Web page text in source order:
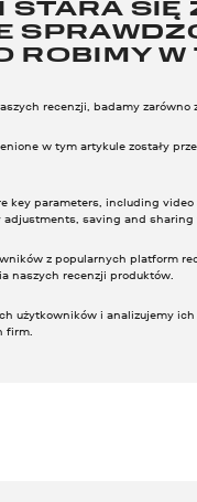
STARA SIĘ
ROBIMY W
recenzji, badamy zarówno
w tym artykule zostały
key parameters, including
saving and
z popularnych platform
naszych recenzji produktów.
użytkowników i analizujemy
firm.